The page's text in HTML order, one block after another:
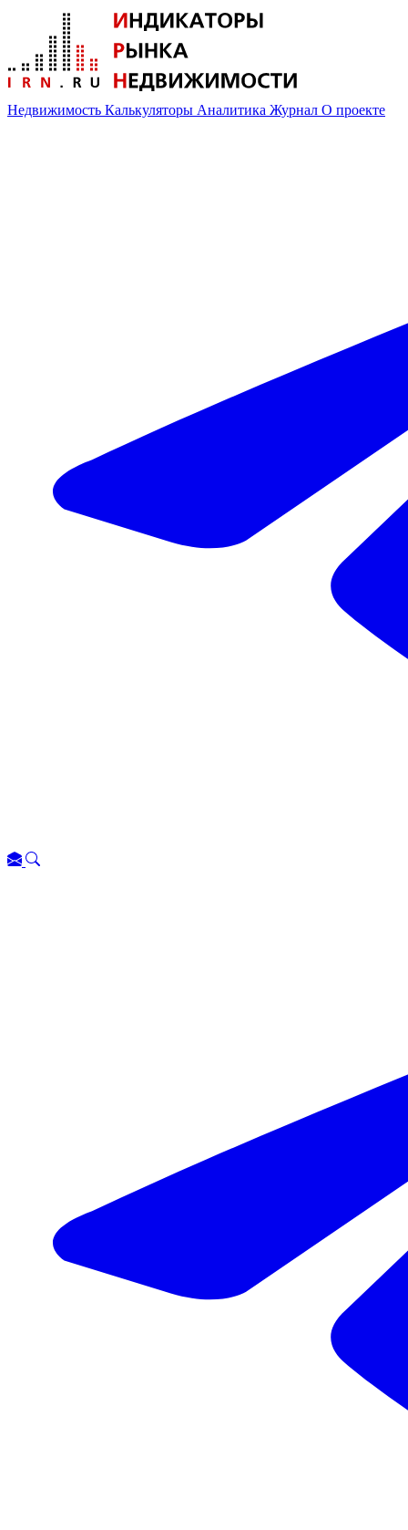
Недвижимость Калькуляторы Аналитика Журнал О проекте